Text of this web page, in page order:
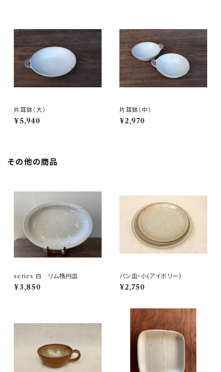
片耳鉢（大）
¥5,940
片耳鉢（中）
¥2,970
その他の商品
series 白 リム楕円皿
¥3,850
パン皿・小(アイボリー)
¥2,750